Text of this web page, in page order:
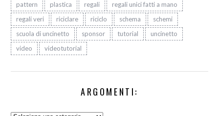
pattern
plastica regali
regali unici fatti a mano
regali veri
riciclare riciclo schema
schemi
scuola di uncinetto
sponsor tutorial
uncinetto
video
videotutorial
ARGOMENTI: